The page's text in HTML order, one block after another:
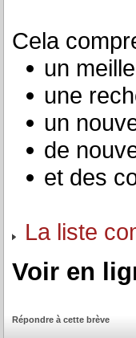
Cela
un
une
un
de
et des
La liste
Voir en
Répondre à cette brève